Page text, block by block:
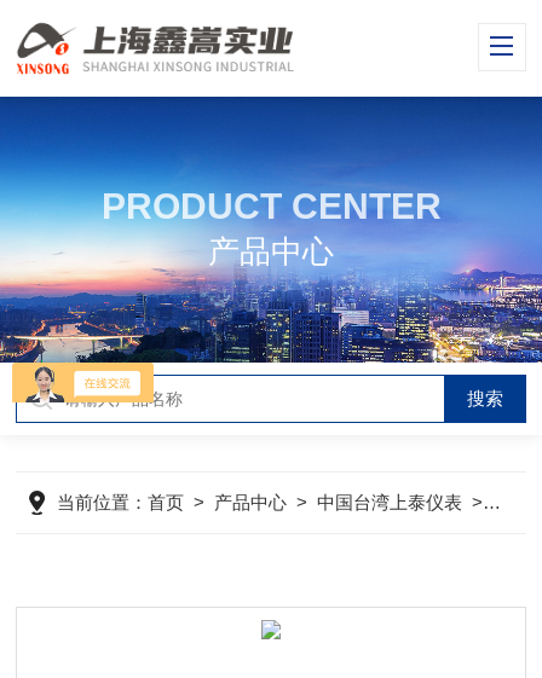
PRODUCT CENTER
产品中心
当前位置：首页 > 产品中心 >中国台湾上泰仪表 > 中国